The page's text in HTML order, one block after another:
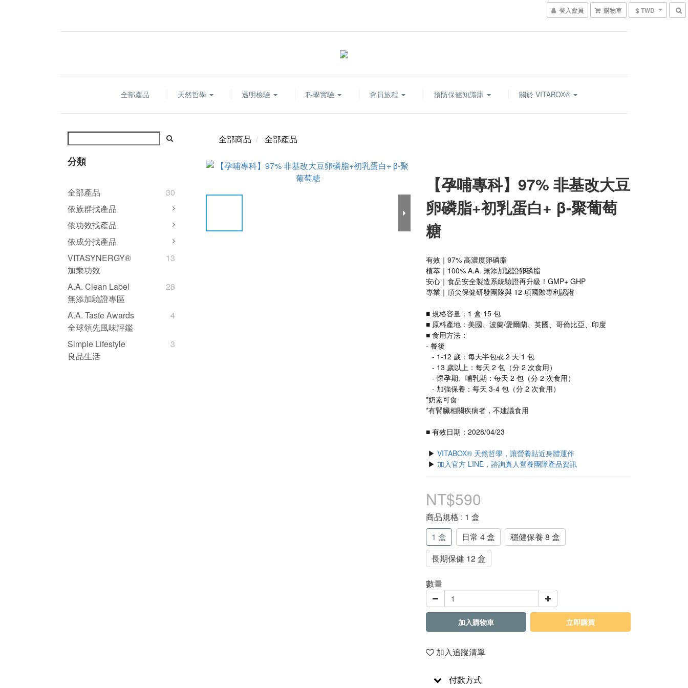
登入會員 購物車 $ TWD
全部產品 天然哲學 透明檢驗 科學實驗 會員旅程 預防保健知識庫 關於 VITABOX®
分類
全部產品
30
依族群找產品
依功效找產品
依成分找產品
VITASYNERGY®
加乘功效
13
A.A. Clean Label
無添加驗證專區
28
A.A. Taste Awards
全球領先風味評鑑
4
Simple Lifestyle
良品生活
3
全部商品 全部產品
【孕哺專科】97% 非基改大豆
卵磷脂+初乳蛋白+ β-聚葡萄
糖
有效｜97% 高濃度卵磷脂
植萃｜100% A.A. 無添加認證卵磷脂
安心｜食品安全製造系統驗證再升級！GMP+ GHP
專業｜頂尖保健研發團隊與 12 項國際專利認證
■ 規格容量：1 盒 15 包
■ 原料產地：美國、波蘭/愛爾蘭、英國、哥倫比亞、印度
■ 食用方法：
- 餐後
   - 1-12 歲：每天半包或 2 天 1 包
   - 13 歲以上：每天 2 包（分 2 次食用）
   - 懷孕期、哺乳期：每天 2 包（分 2 次食用）
   - 加強保養：每天 3-4 包（分 2 次食用）
*奶素可食
*有腎臟相關疾病者，不建議食用
■ 有效日期：2028/04/23
▶ VITABOX® 天然哲學，讓營養貼近身體運作
▶ 加入官方 LINE，諮詢真人營養團隊產品資訊
NT$590
商品規格 : 1 盒
1 盒
日常 4 盒
穩健保養 8 盒
長期保健 12 盒
數量
加入購物車 立即購買
加入追蹤清單
付款方式